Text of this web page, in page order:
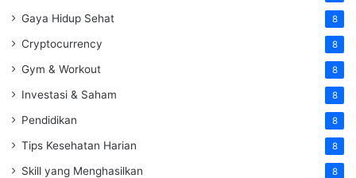
Gaya Hidup Sehat 8
Cryptocurrency 8
Gym & Workout 8
Investasi & Saham 8
Pendidikan 8
Tips Kesehatan Harian 8
Skill yang Menghasilkan 8